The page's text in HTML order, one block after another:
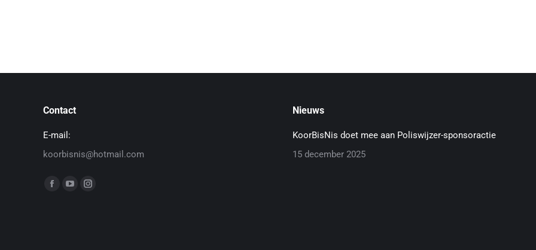
Contact
E-mail:
koorbisnis@hotmail.com
Vind ons op:
Nieuws
KoorBisNis doet mee aan Poliswijzer-sponsoractie
15 december 2025